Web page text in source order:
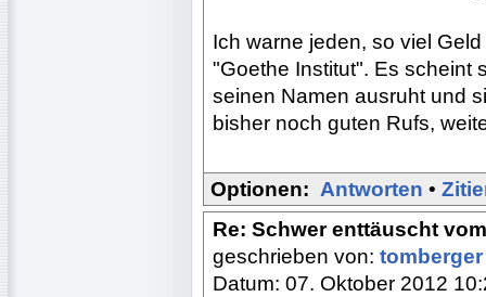
Ich warne jeden, so viel
"Goethe Institut". Es scheint
seinen Namen ausruht und
bisher noch guten Rufs,
Optionen: Antworten •
Re: Schwer enttäuscht
geschrieben von:
Datum: 07. Oktober 2012